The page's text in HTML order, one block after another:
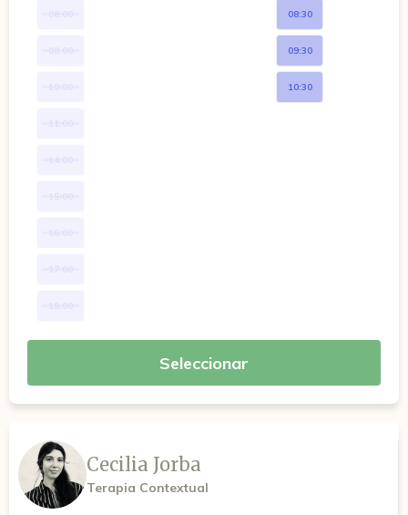
08:30
09:30
10:30
Seleccionar
Cecilia Jorba
Terapia Contextual